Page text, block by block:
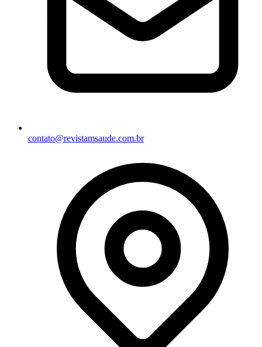
contato@revistamsaude.com.br